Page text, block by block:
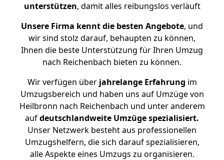
unterstützen, damit alles reibungslos verläuft
Unsere Firma kennt die besten Angebote, und
wir sind stolz darauf, behaupten zu können,
Ihnen die beste Unterstützung für Ihren Umzug
nach Reichenbach bieten zu können.
Wir verfügen überjahrelange Erfahrung im
Umzugsbereich und haben uns auf Umzüge von
Heilbronn nach Reichenbach und unter anderem
aufdeutschlandweite Umzüge spezialisiert.
Unser Netzwerk besteht aus professionellen
Umzugshelfern, die sich darauf spezialisieren,
alle Aspekte eines Umzugs zu organisieren.